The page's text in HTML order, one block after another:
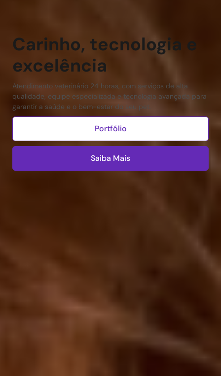
Carinho, tecnologia e
excelência
Atendimento veterinário 24 horas, com serviços de alta
qualidade, equipe especializada e tecnologia avançada para
garantir a saúde e o bem-estar do seu pet.
Portfólio
Saiba Mais